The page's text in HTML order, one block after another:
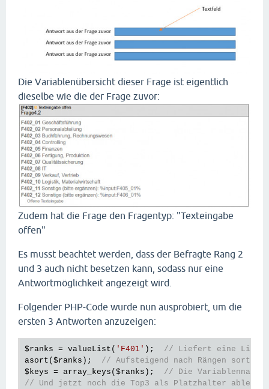
Die Variablenübersicht dieser Frage ist eigentlich
dieselbe wie die der Frage zuvor:
Zudem hat die Frage den Fragentyp: "Texteingabe
offen"
Es musst beachtet werden, dass der Befragte Rang 2
und 3 auch nicht besetzen kann, sodass nur eine
Antwortmöglichkeit angezeigt wird.
Folgender PHP-Code wurde nun ausprobiert, um die
ersten 3 Antworten anzuzeigen:
$ranks = valueList( 'F401' ); // Liefert eine Liste
asort( $ranks ); // Aufsteigend nach Rängen
$keys = array_keys( $ranks ); // Die
// Und jetzt noch die Top3 als Platzhalter ablegen